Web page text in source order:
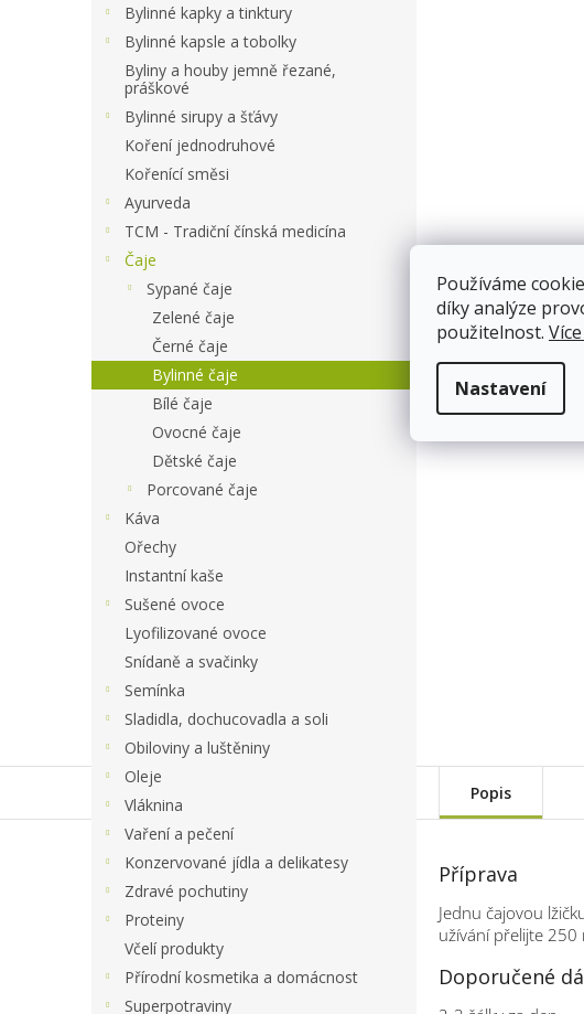
Používáme
díky analýze
použitelnost.
Nastavení
Bylinné kapky a tinktury
Bylinné kapsle a tobolky
Byliny a houby jemně řezané,
práškové
Bylinné sirupy a šťávy
Koření jednodruhové
Kořenící směsi
Ayurveda
TCM - Tradiční čínská medicína
Čaje
Sypané čaje
Zelené čaje
Černé čaje
Bylinné čaje
Bílé čaje
Ovocné čaje
Dětské čaje
Porcované čaje
Káva
Ořechy
Instantní kaše
Sušené ovoce
Lyofilizované ovoce
Snídaně a svačinky
Semínka
Sladidla, dochucovadla a soli
Obiloviny a luštěniny
Oleje
Vláknina
Vaření a pečení
Konzervované jídla a delikatesy
Zdravé pochutiny
Proteiny
Včelí produkty
Přírodní kosmetika a domácnost
Superpotraviny
Popis
Příprava
Jednu čajovou
užívání přelijte
Doporučené